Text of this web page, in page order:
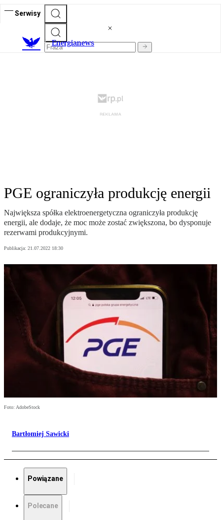
Serwisy
Energianews
PGE ograniczyła produkcję energii
Największa spółka elektroenergetyczna ograniczyła produkcję
energii, ale dodaje, że moc może zostać zwiększona, bo dysponuje
rezerwami produkcyjnymi.
Publikacja: 21.07.2022 18:30
Foto: AdobeStock
Bartłomiej Sawicki
Powiązane
Polecane